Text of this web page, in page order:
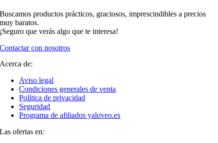
Buscamos productos prácticos, graciosos, imprescindibles a precios
muy baratos.
¡Seguro que verás algo que te interesa!
Contactar con nosotros
Acerca de:
Aviso legal
Condiciones generales de venta
Política de privacidad
Seguridad
Programa de afiliados yaloveo.es
Las ofertas en: